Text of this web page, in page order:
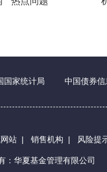
国家统计局 中国债券信
站 | 销售机构 | 风险提
：华夏基金管理有限公司